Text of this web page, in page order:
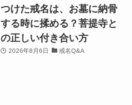
つけた戒名は、お墓に納骨
する時に揉める？菩提寺と
の正しい付き合い方
2026年8月6日 戒名Q&A